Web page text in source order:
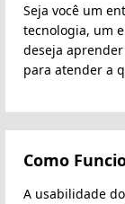
Seja você um
tecnologia, um
deseja
para atender a
Como
A usabilidade